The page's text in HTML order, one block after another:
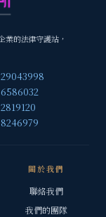
業的法律守護站，
關於我們
聯絡我們
我們的團隊